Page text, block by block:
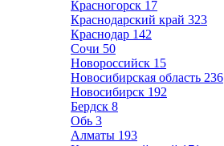
Красногорск 17
Краснодарский край 323
Краснодар 142
Сочи 50
Новороссийск 15
Новосибирская область 236
Новосибирск 192
Бердск 8
Обь 3
Алматы 193